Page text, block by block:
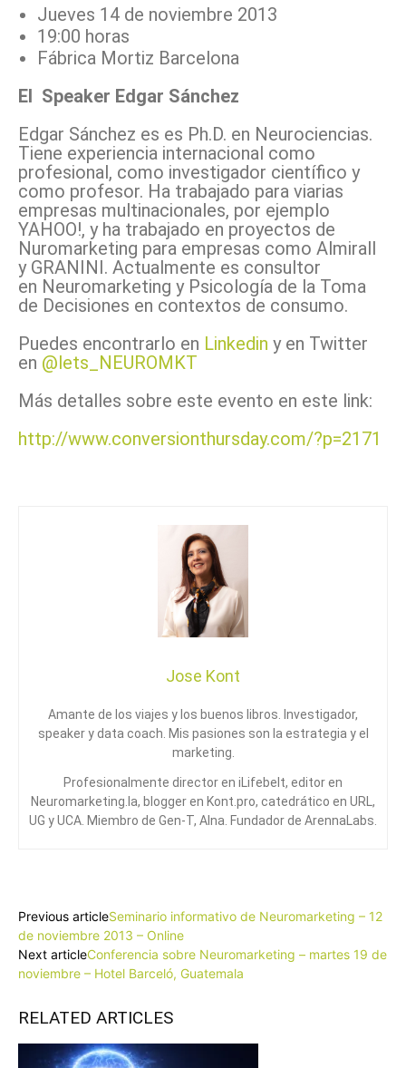
Jueves 14 de noviembre 2013
19:00 horas
Fábrica Mortiz Barcelona
El Speaker Edgar Sánchez
Edgar Sánchez es es Ph.D. en Neurociencias.
Tiene experiencia internacional como
profesional, como investigador científico y
como profesor. Ha trabajado para viarias
empresas multinacionales, por ejemplo
YAHOO!, y ha trabajado en proyectos de
Nuromarketing para empresas como Almirall
y GRANINI. Actualmente es consultor
en Neuromarketing y Psicología de la Toma
de Decisiones en contextos de consumo.
Puedes encontrarlo en Linkedin y en Twitter
en @lets_NEUROMKT
Más detalles sobre este evento en este link:
http://www.conversionthursday.com/?p=2171
Jose Kont
Amante de los viajes y los buenos libros. Investigador,
speaker y data coach. Mis pasiones son la estrategia y el
marketing.
Profesionalmente director en iLifebelt, editor en
Neuromarketing.la, blogger en Kont.pro, catedrático en URL,
UG y UCA. Miembro de Gen-T, Alna. Fundador de ArennaLabs.
Previous articleSeminario informativo de Neuromarketing – 12
de noviembre 2013 – Online
Next articleConferencia sobre Neuromarketing – martes 19 de
noviembre – Hotel Barceló, Guatemala
RELATED ARTICLES